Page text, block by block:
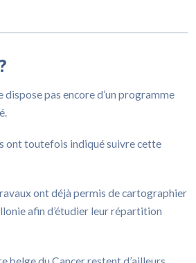
dispose pas encore d’un programme
ont toutefois indiqué suivre cette
ont déjà permis de cartographier
afin d’étudier leur répartition